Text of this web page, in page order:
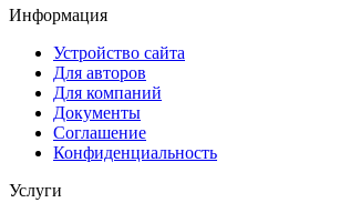
Информация
Устройство сайта
Для авторов
Для компаний
Документы
Соглашение
Конфиденциальность
Услуги